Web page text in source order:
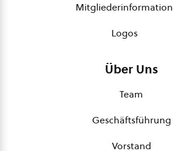
Mitgliederinformation
Logos
Über Uns
Team
Geschäftsführung
Vorstand